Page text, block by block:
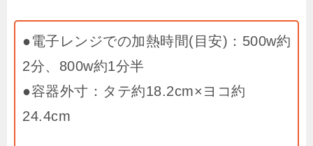
●電子レンジでの加熱時間(目安)：500w約
2分、800w約1分半
●容器外寸：タテ約18.2cm×ヨコ約
24.4cm